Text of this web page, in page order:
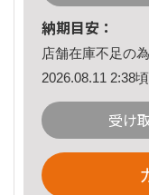
納期目安：
店舗在庫不足の
2026.08.11 2:38
受け